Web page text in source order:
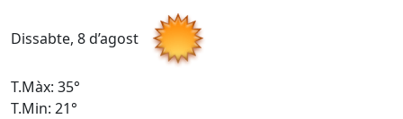
Dissabte, 8 d’agost
T.Màx: 35°
T.Min: 21°